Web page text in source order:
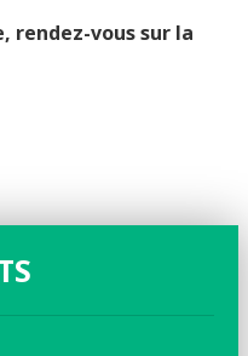
rendez-vous sur la